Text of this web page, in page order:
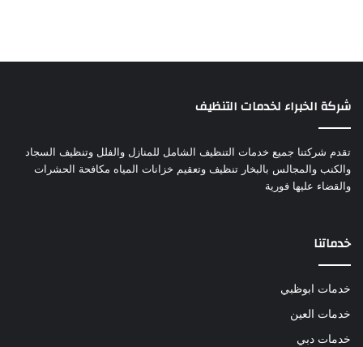
شركة الخبراء لخدمات التنظيف
تقدم شركتنا جميع خدمات التنظيف الشامل للمنازل والفلل وتنظيف السجاد
والكنب والمجالس بالبخار تنظيف وتعقيم خزانات المياه مكافحة الحشرات
والقضاء عليها فورية
خدماتنا
خدمات ابوظبي
خدمات العين
خدمات دبي